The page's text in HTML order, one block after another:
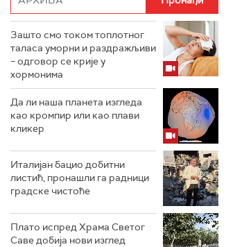
Зашто смо током топлотног
таласа уморни и раздражљиви
– одговор се крије у
хормонима
Да ли наша планета изгледа
као кромпир или као плави
кликер
Италијан бацио добитни
листић, пронашли га радници
градске чистоће
Плато испред Храма Светог
Саве добија нови изглед